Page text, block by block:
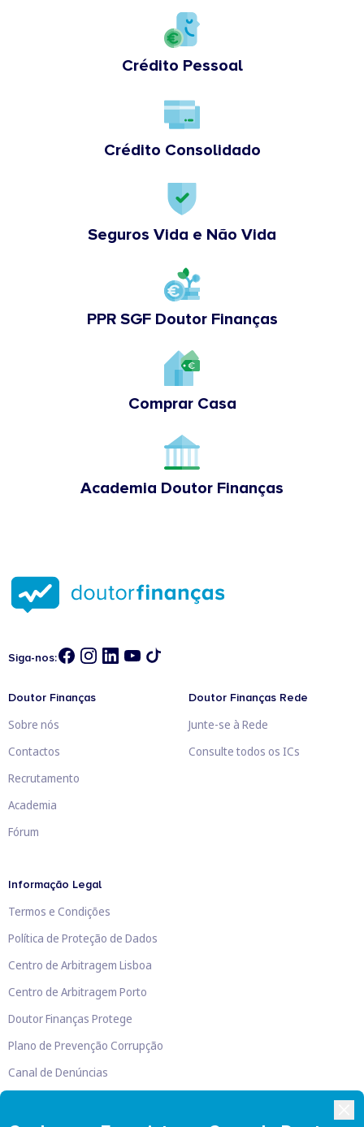
Crédito Pessoal
Crédito Consolidado
Seguros Vida e Não Vida
PPR SGF Doutor Finanças
Comprar Casa
Academia Doutor Finanças
Siga-nos:
Doutor Finanças
Sobre nós
Contactos
Recrutamento
Academia
Fórum
Doutor Finanças Rede
Junte-se à Rede
Consulte todos os ICs
Informação Legal
Termos e Condições
Política de Proteção de Dados
Centro de Arbitragem Lisboa
Centro de Arbitragem Porto
Doutor Finanças Protege
Plano de Prevenção Corrupção
Canal de Denúncias